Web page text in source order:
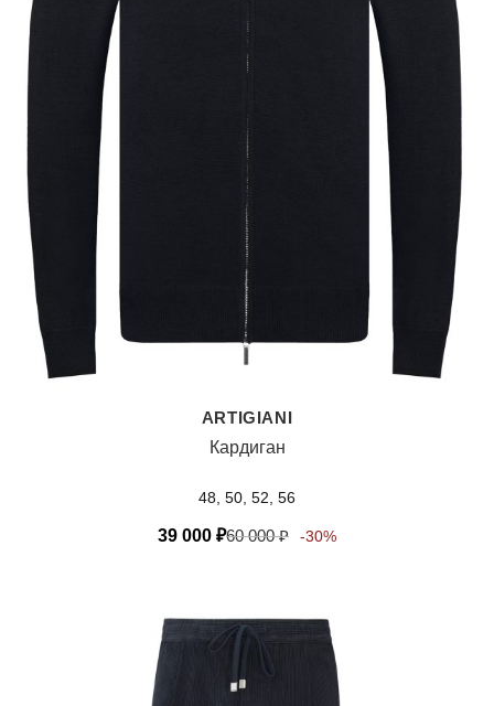
ARTIGIANI
Кардиган
48, 50, 52, 56
39 000 ₽60 000₽ -30%